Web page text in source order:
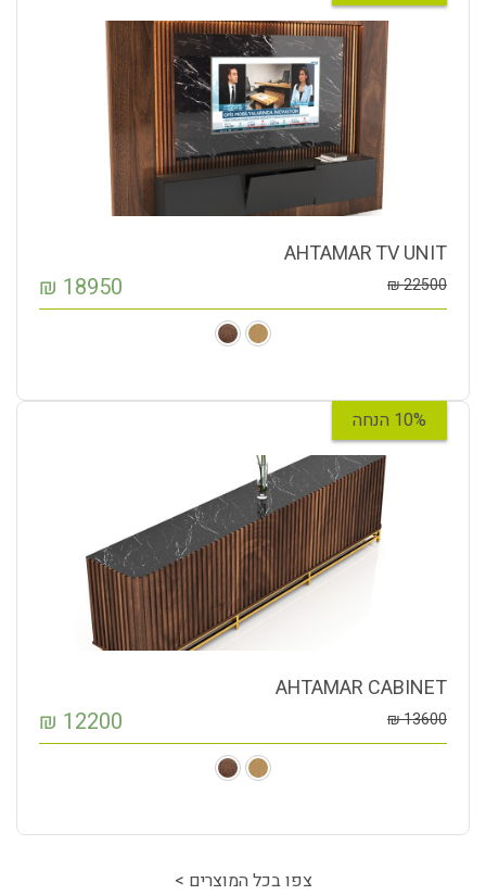
AHTAMAR TV UNIT
22500
₪
18950
₪
10% הנחה
AHTAMAR CABINET
13600
₪
12200
₪
צפו בכל המוצרים >